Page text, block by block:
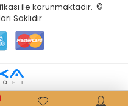
ile korunmaktadır. ©
Saklıdır